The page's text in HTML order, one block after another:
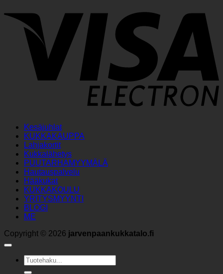
Kesäjuhlat
KUKKAKAUPPA
Lahjakortit
Kukkalähetys
PUUTARHAMYYMÄLÄ
Hautauspalvelu
Hääkukat
KUKKAKOULU
YRITYSMYYNTI
BLOGI
ME
Copyright © 2026 jarvenpaankukkatalo.fi
Etsi: